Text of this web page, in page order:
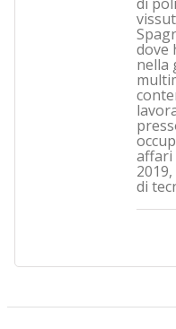
dove
nella
affari
di